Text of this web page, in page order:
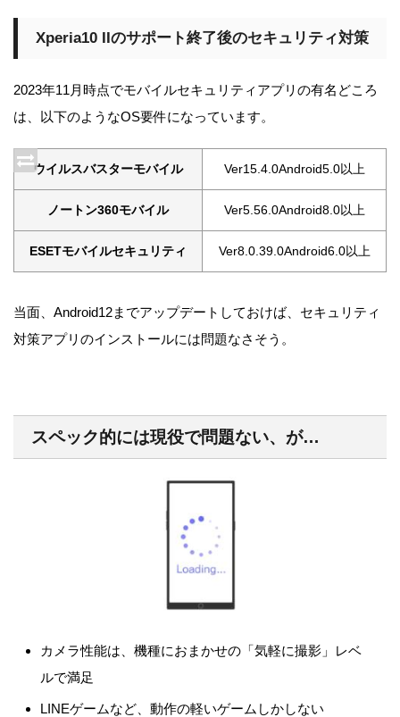
Xperia10 IIのサポート終了後のセキュリティ対策
2023年11月時点でモバイルセキュリティアプリの有名どころ
は、以下のようなOS要件になっています。
ウイルスバスターモバイル Ver15.4.0Android5.0以上
ノートン360モバイル Ver5.56.0Android8.0以上
ESETモバイルセキュリティ Ver8.0.39.0Android6.0以上
当面、Android12までアップデートしておけば、セキュリティ
対策アプリのインストールには問題なさそう。
スペック的には現役で問題ない、が…
カメラ性能は、機種におまかせの「気軽に撮影」レベ
ルで満足
LINEゲームなど、動作の軽いゲームしかしない